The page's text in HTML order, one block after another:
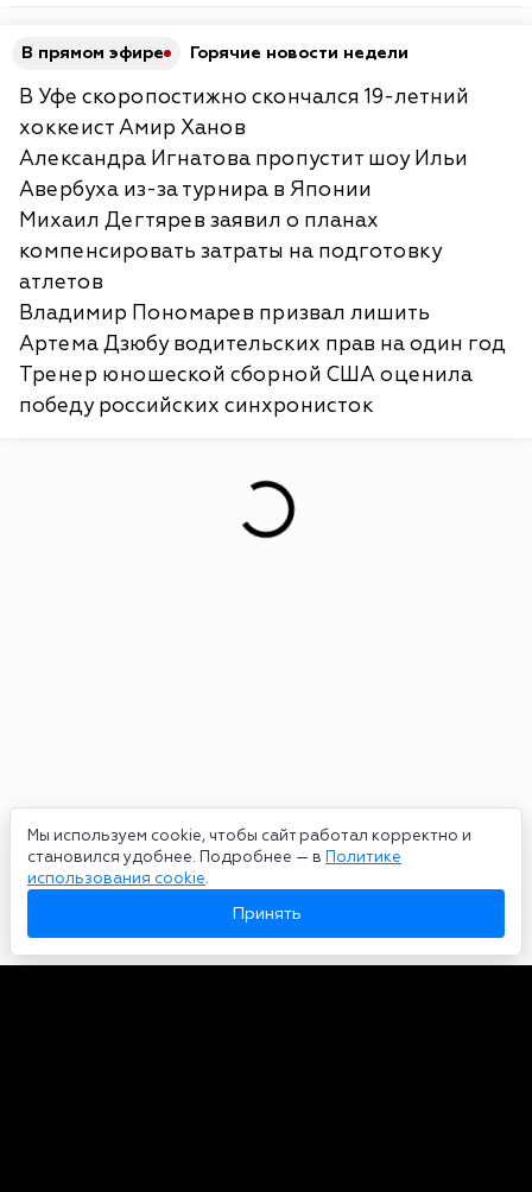
Мы используем cookie, чтобы сайт работал корректно и
становился удобнее. Подробнее — в Политике
использования cookie.
Принять
В прямом эфире Горячие новости недели
В Уфе скоропостижно скончался 19-летний
хоккеист Амир Ханов
Александра Игнатова пропустит шоу Ильи
Авербуха из-за турнира в Японии
Михаил Дегтярев заявил о планах
компенсировать затраты на подготовку
атлетов
Владимир Пономарев призвал лишить
Артема Дзюбу водительских прав на один год
Тренер юношеской сборной США оценила
победу российских синхронисток